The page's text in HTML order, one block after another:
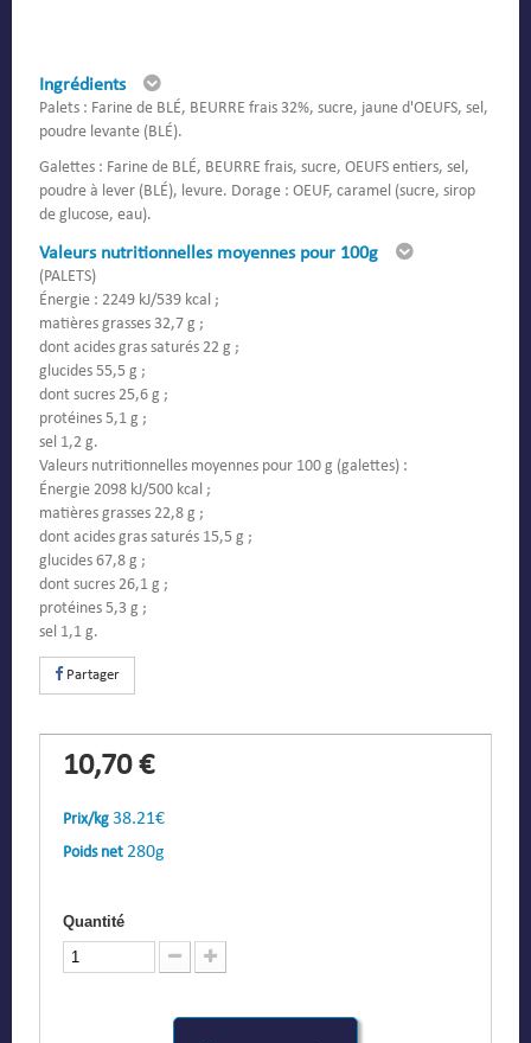
Ingrédients
Palets : Farine de BLÉ, BEURRE frais 32%, sucre, jaune d'OEUFS, sel,
poudre levante (BLÉ).
Galettes : Farine de BLÉ, BEURRE frais, sucre, OEUFS entiers, sel,
poudre à lever (BLÉ), levure. Dorage : OEUF, caramel (sucre, sirop
de glucose, eau).
Valeurs nutritionnelles moyennes pour 100g
(PALETS)
Énergie : 2249 kJ/539 kcal ;
matières grasses 32,7 g ;
dont acides gras saturés 22 g ;
glucides 55,5 g ;
dont sucres 25,6 g ;
protéines 5,1 g ;
sel 1,2 g.
Valeurs nutritionnelles moyennes pour 100 g (galettes) :
Énergie 2098 kJ/500 kcal ;
matières grasses 22,8 g ;
dont acides gras saturés 15,5 g ;
glucides 67,8 g ;
dont sucres 26,1 g ;
protéines 5,3 g ;
sel 1,1 g.
Partager
10,70 €
Prix/kg 38.21€
Poids net 280g
Quantité